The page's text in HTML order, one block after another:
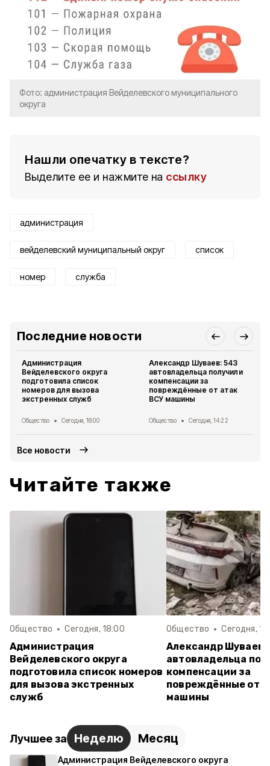
Фото: администрация Вейделевского муниципального
округа
Нашли опечатку в тексте?
Выделите ее и нажмите на ссылку
администрация
вейделевский муниципальный округ список
номер служба
Последние новости
Администрация
Вейделевского округа
подготовила список
номеров для вызова
экстренных служб
Общество Сегодня, 18:00
Александр Шуваев: 543
автовладельца получили
компенсации за
повреждённые от атак
ВСУ машины
Общество Сегодня, 14:22
Все новости
Читайте также
Общество Сегодня, 18:00
Администрация
Вейделевского округа
подготовила список номеров
для вызова экстренных
служб
Общество Сегодня,
Александр Шуваев:
автовладельца
компенсации за
повреждённые от
машины
Лучшее за Неделю Месяц
Администрация Вейделевского округа